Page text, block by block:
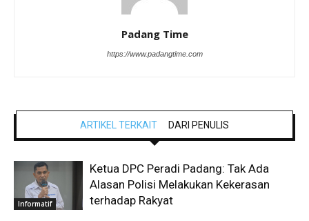
Padang Time
https://www.padangtime.com
ARTIKEL TERKAIT DARI PENULIS
Informatif
Ketua DPC Peradi Padang: Tak Ada
Alasan Polisi Melakukan Kekerasan
terhadap Rakyat